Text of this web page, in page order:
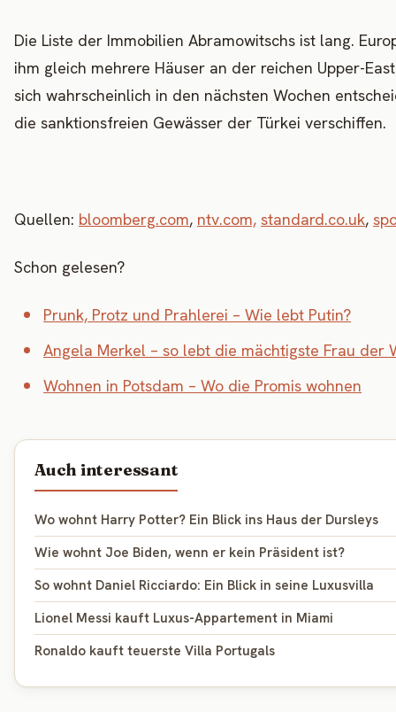
Die Liste der Immobilien Abramowitschs ist lang.
ihm gleich mehrere Häuser an der reichen Upper-
sich wahrscheinlich in den nächsten Wochen
die sanktionsfreien Gewässer der Türkei verschiffen.
Quellen: bloomberg.com, ntv.com, standard.co.uk,
Schon gelesen?
Prunk, Protz und Prahlerei – Wie lebt Putin?
Angela Merkel – so lebt die mächtigste Frau der
Wohnen in Potsdam – Wo die Promis wohnen
Auch interessant
Wo wohnt Harry Potter? Ein Blick ins Haus der Dursleys
Wie wohnt Joe Biden, wenn er kein Präsident ist?
So wohnt Daniel Ricciardo: Ein Blick in seine Luxusvilla
Lionel Messi kauft Luxus-Appartement in Miami
Ronaldo kauft teuerste Villa Portugals